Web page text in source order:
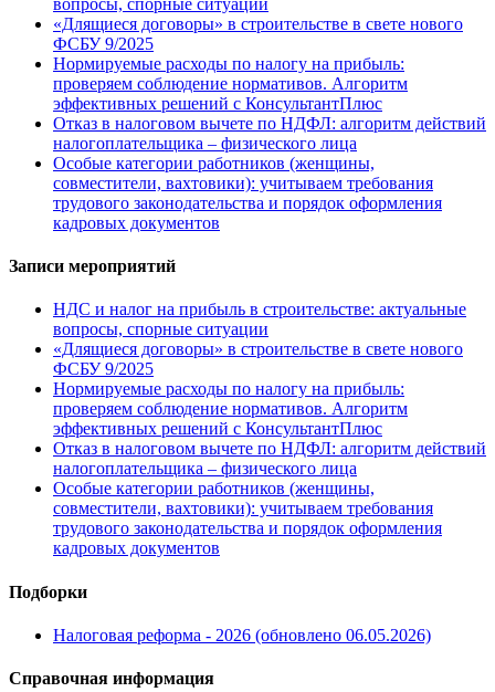
«Длящиеся договоры» в строительстве в свете нового
ФСБУ 9/2025
Нормируемые расходы по налогу на прибыль:
проверяем соблюдение нормативов. Алгоритм
эффективных решений с КонсультантПлюс
Отказ в налоговом вычете по НДФЛ: алгоритм действий
налогоплательщика – физического лица
Особые категории работников (женщины,
совместители, вахтовики): учитываем требования
трудового законодательства и порядок оформления
кадровых документов
Записи мероприятий
НДС и налог на прибыль в строительстве: актуальные
вопросы, спорные ситуации
«Длящиеся договоры» в строительстве в свете нового
ФСБУ 9/2025
Нормируемые расходы по налогу на прибыль:
проверяем соблюдение нормативов. Алгоритм
эффективных решений с КонсультантПлюс
Отказ в налоговом вычете по НДФЛ: алгоритм действий
налогоплательщика – физического лица
Особые категории работников (женщины,
совместители, вахтовики): учитываем требования
трудового законодательства и порядок оформления
кадровых документов
Подборки
Налоговая реформа - 2026 (обновлено 06.05.2026)
Справочная информация